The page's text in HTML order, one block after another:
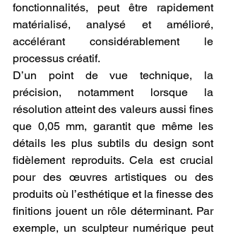
fonctionnalités, peut être rapidement
matérialisé, analysé et amélioré,
accélérant considérablement le
processus créatif.
D’un point de vue technique, la
précision, notamment lorsque la
résolution atteint des valeurs aussi fines
que 0,05 mm, garantit que même les
détails les plus subtils du design sont
fidèlement reproduits. Cela est crucial
pour des œuvres artistiques ou des
produits où l’esthétique et la finesse des
finitions jouent un rôle déterminant. Par
exemple, un sculpteur numérique peut